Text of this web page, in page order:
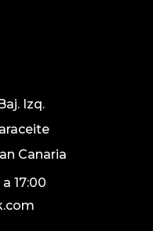
Izq.
Canaria
17:00